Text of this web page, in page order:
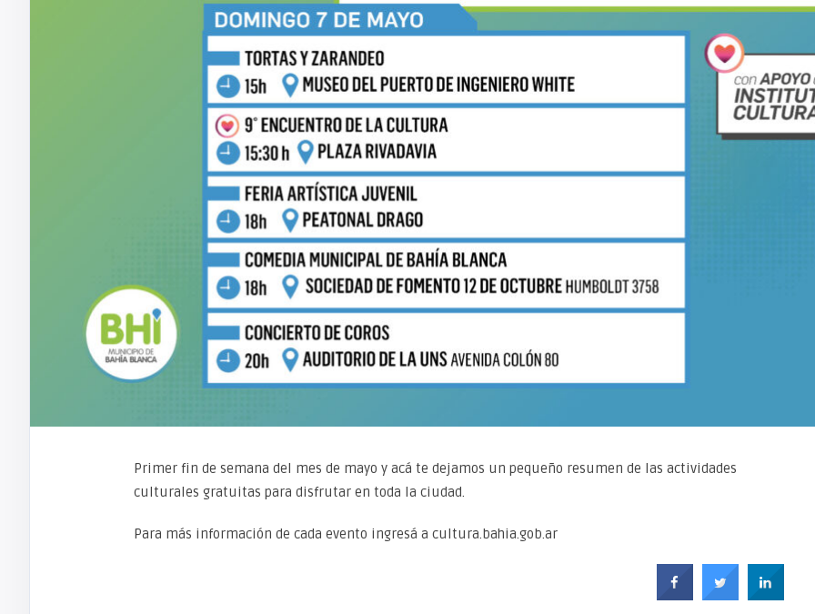
Primer fin de semana del mes de mayo y acá te dejamos un pequeño resumen de las actividades
culturales gratuitas para disfrutar en toda la ciudad.
Para más información de cada evento ingresá a cultura.bahia.gob.ar